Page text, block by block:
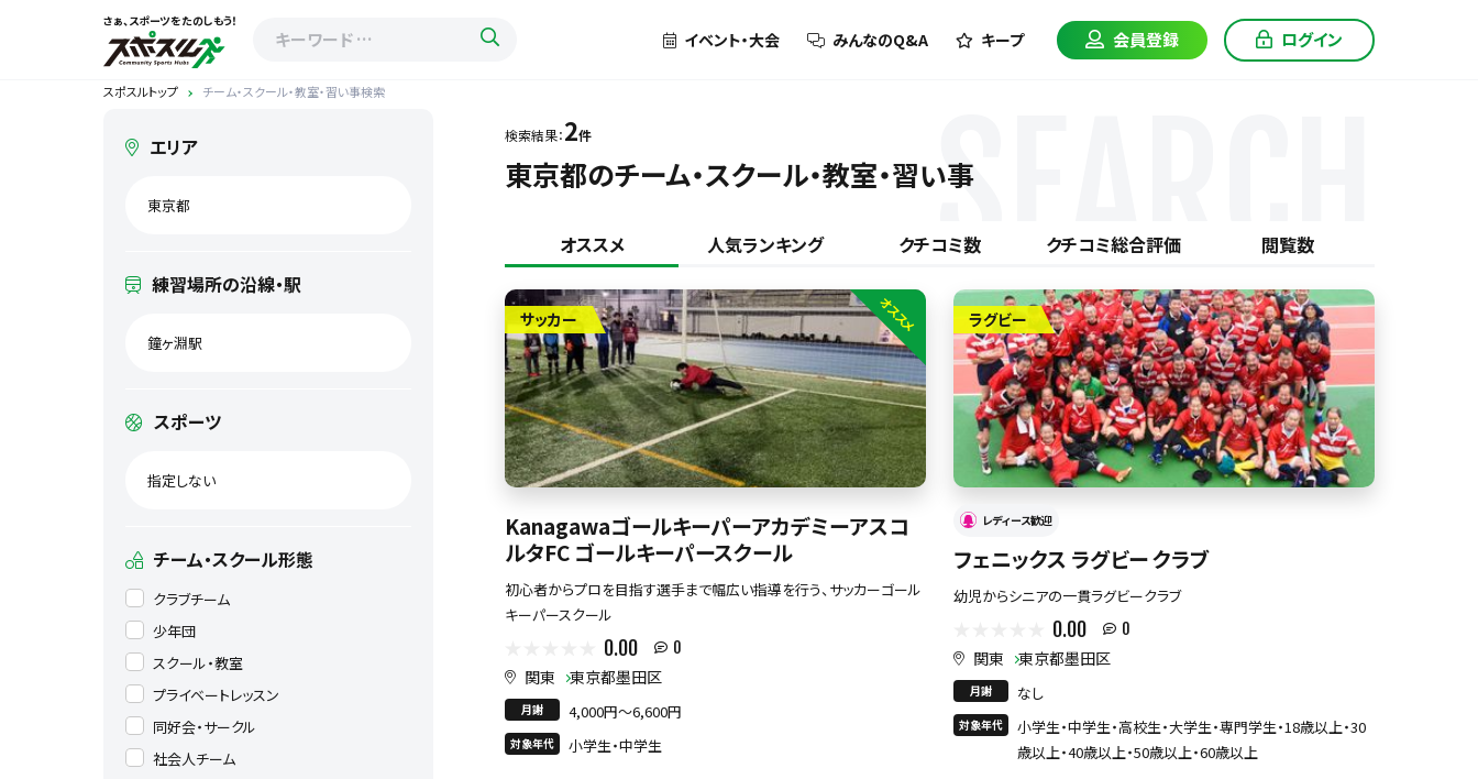
さぁ、スポーツをたのしもう！
イベント・大会 みんなのQ&A キープ 会員登録 ログイン
スポスルトップ チーム・スクール・教室・習い事検索 SEARCH
検索結果：2件
東京都のチーム・スクール・教室・習い事
オススメ 人気ランキング クチコミ数 クチコミ総合評価 閲覧数
サッカー オススメ
Kanagawaゴールキーパーアカデミーアスコ
ルタFC ゴールキーパースクール
初心者からプロを目指す選手まで幅広い指導を行う、サッカーゴール
キーパースクール
0.00 0
関東 東京都墨田区
月謝 4,000円〜6,600円
対象年代 小学生・中学生
ラグビー
レディース歓迎
フェニックス ラグビー クラブ
幼児からシニアの一貫ラグビークラブ
0.00 0
関東 東京都墨田区
月謝 なし
対象年代
小学生・中学生・高校生・大学生・専門学生・18歳以上・30
歳以上・40歳以上・50歳以上・60歳以上
エリア
東京都
練習場所の沿線・駅
鐘ヶ淵駅
スポーツ
指定しない
チーム・スクール形態
クラブチーム
少年団
スクール・教室
プライベートレッスン
同好会・サークル
社会人チーム